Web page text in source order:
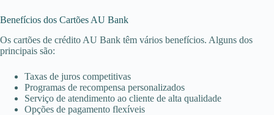
Benefícios dos Cartões AU Bank
Os cartões de crédito AU Bank têm vários benefícios. Alguns dos
principais são:
Taxas de juros competitivas
Programas de recompensa personalizados
Serviço de atendimento ao cliente de alta qualidade
Opções de pagamento flexíveis